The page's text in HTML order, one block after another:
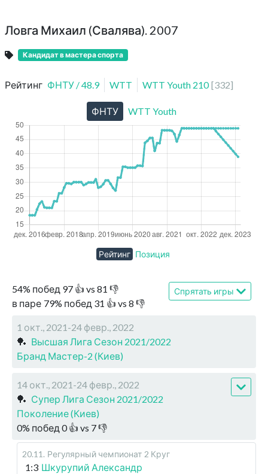
Ловга Михаил (Свалява). 2007
Кандидат в мастера спорта
Рейтинг ФНТУ /48.9 WTT WTT Youth 210 [332]
54% побед 97 👍 vs 81 👎
в паре 79% побед 31 👍 vs 8 👎
Спрятать игры
1 окт., 2021-24 февр., 2022
🏓 Высшая Лига Сезон 2021/2022
Бранд Мастер-2 (Киев)
14 окт., 2021-24 февр., 2022
🏓 Супер Лига Сезон 2021/2022
Поколение (Киев)
0% побед 0👍 vs 7👎
20.11 . Регулярный чемпионат 2 Круг
1:3 Шкурупий Александр
ФНТУ WTT Youth
Рейтинг Позиция